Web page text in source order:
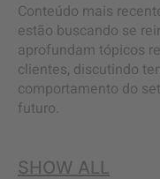
Conteúdo mais
estão buscando se
aprofundam tópicos
clientes, discutindo
comportamento do
futuro.
SHOW ALL